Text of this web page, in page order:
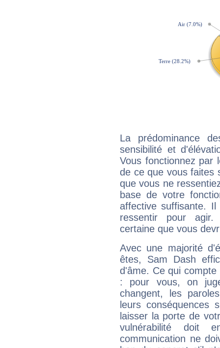
La prédominance
sensibilité et
Vous fonctionnez
de ce que vous faites
que vous ne
base de votre
affective suffisante.
ressentir pour agir.
certaine que vous
Avec une majorité
êtes, Sam Dash
d'âme. Ce qui
: pour vous, on
changent, les
leurs conséquences
laisser la porte de
vulnérabilité doit
communication ne